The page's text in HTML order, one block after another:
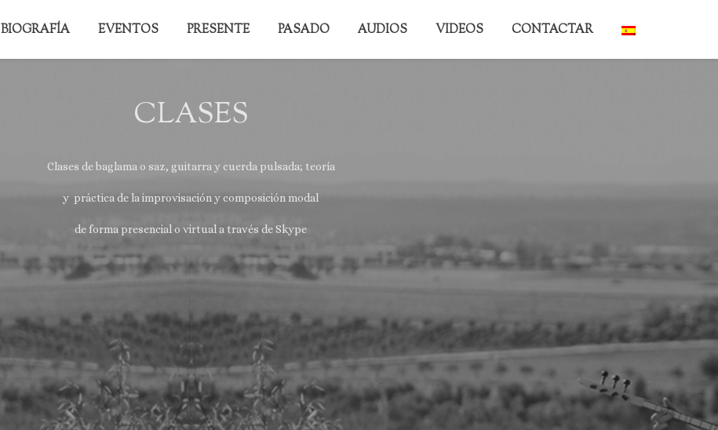
BIOGRAFÍA EVENTOS PRESENTE PASADO AUDIOS VIDEOS CONTACTAR
CLASES
Clases de baglama o saz, guitarra y cuerda pulsada; teoría
y práctica de la improvisación y composición modal
de forma presencial o virtual a través de Skype